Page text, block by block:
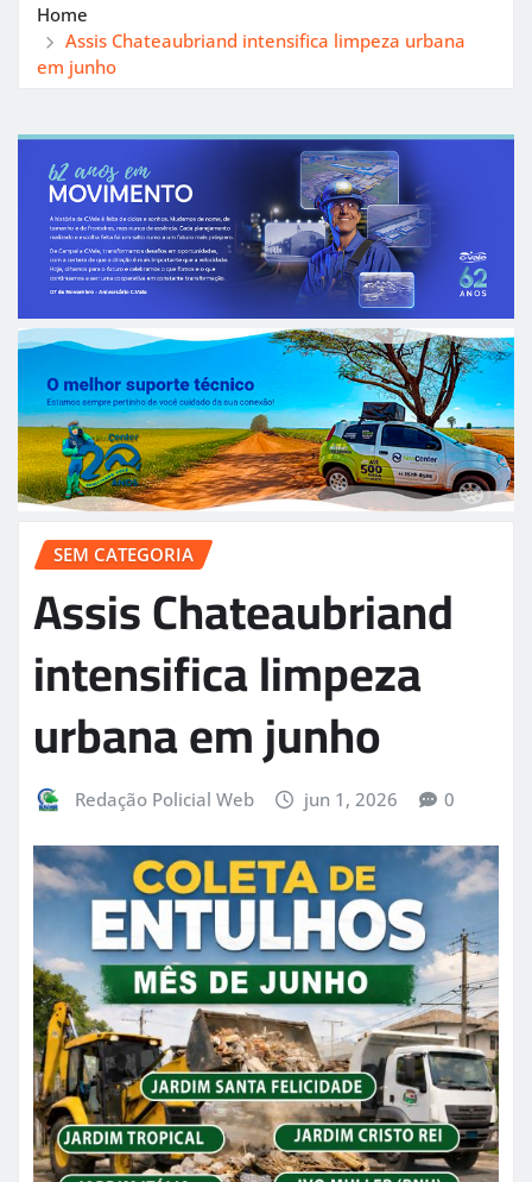
Home
Assis Chateaubriand intensifica limpeza urbana
em junho
SEM CATEGORIA
Assis Chateaubriand
intensifica limpeza
urbana em junho
Redação Policial Web jun 1, 2026 0